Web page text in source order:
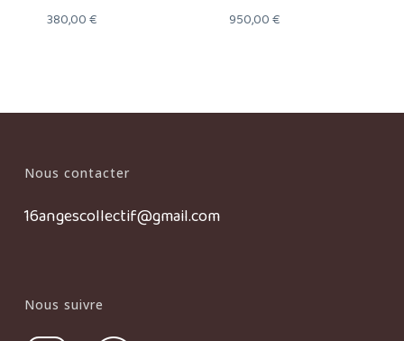
380,00€ 950,00€
Nous contacter
16angescollectif@gmail.com
Nous suivre